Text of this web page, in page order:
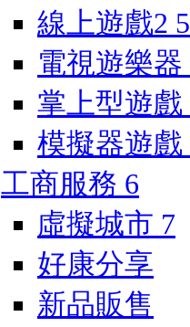
線上遊戲2 5
電視遊樂器
掌上型遊戲
模擬器遊戲
工商服務 6
虛擬城市 7
好康分享
新品販售